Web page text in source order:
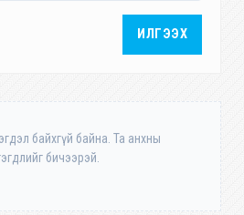
ИЛГЭЭХ
байхгүй байна. Та анхны
бичээрэй.